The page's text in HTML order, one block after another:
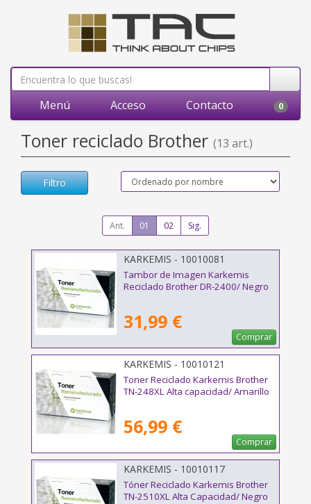
Menú Acceso Contacto 0
Toner reciclado Brother (13 art.)
Filtro
Ant. 01 02 Sig.
KARKEMIS - 10010081
Tambor de Imagen Karkemis
Reciclado Brother DR-2400/ Negro
31,99 €
Comprar
KARKEMIS - 10010121
Toner Reciclado Karkemis Brother
TN-248XL Alta capacidad/ Amarillo
56,99 €
Comprar
KARKEMIS - 10010117
Tóner Reciclado Karkemis Brother
TN-2510XL Alta Capacidad/ Negro